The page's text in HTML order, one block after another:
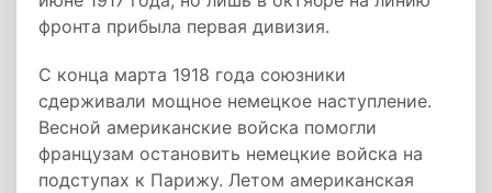
фронта прибыла первая дивизия.
С конца марта 1918 года союзники
сдерживали мощное немецкое наступление.
Весной американские войска помогли
французам остановить немецкие войска на
подступах к Парижу. Летом американская